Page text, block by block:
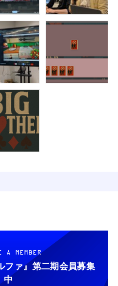
A MEMBER
ファ』 第二期会員募集
中